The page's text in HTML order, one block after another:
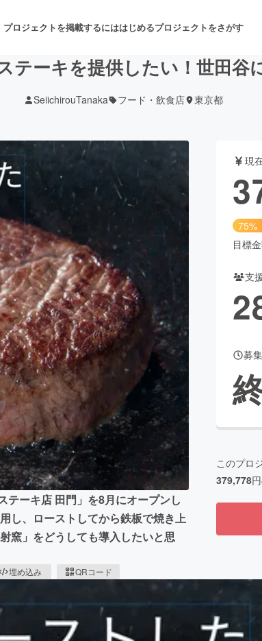
プロジェクトを掲載するにははじめるプロジェクトをさがす
舞台・パフォーマン
ム・サービス開発
雑誌出版
ンジ ビューティー・ヘル
CAMPFIRE for Social Good
CAMPFIRE Creation
CAMPFIREふるさと納税
machi-ya コミュニティ
テーキを提供したい！世田谷
SeiichirouTanaka フード・飲食店 東京都
テーキ店 田門」を8月にオープンし
し、ローストしてから鉄板で焼き上
窯」をどうしても導入したいと思
埋め込み QRコード
現
75%
目標
支
募
このプロ
379,778